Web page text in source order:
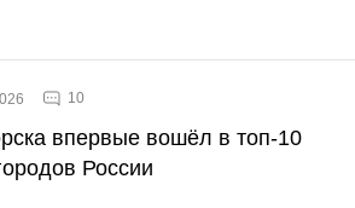
10
впервые вошёл в топ-10
России